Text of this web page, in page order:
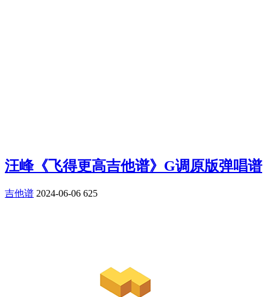
汪峰《飞得更高吉他谱》G调原版弹唱谱
吉他谱 2024-06-06 625